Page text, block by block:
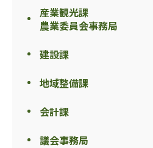
産業観光課
農業委員会事務局
建設課
地域整備課
会計課
議会事務局